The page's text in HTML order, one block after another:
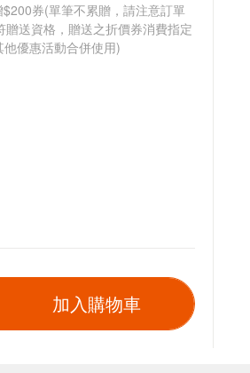
券(單筆不累贈，請注意訂單
送資格，贈送之折價券消費指定
優惠活動合併使用)
加入購物車